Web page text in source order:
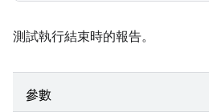
測試執行結束時的報告。
參數